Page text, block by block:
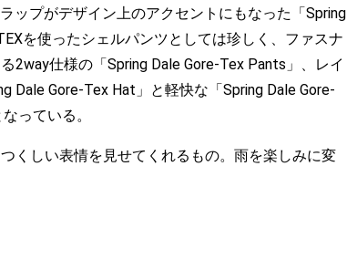
ップがデザイン上のアクセントにもなった「Spring
を使ったシェルパンツとしては珍しく、ファスナ
2way仕様の「Spring Dale Gore-Tex Pants」、レイ
Dale Gore-Tex Hat」と軽快な「Spring Dale Gore-
っている。
くしい表情を見せてくれるもの。雨を楽しみに変
渡辺信吾
アウトドア系野良ライター